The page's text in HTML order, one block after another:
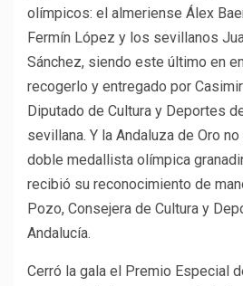
olímpicos: el almeriense Álex
Fermín López y los sevillanos
Sánchez, siendo este último en
recogerlo y entregado por
Diputado de Cultura y Deportes
sevillana. Y la Andaluza de Oro
doble medallista olímpica
recibió su reconocimiento de
Pozo, Consejera de Cultura y
Andalucía.
Cerró la gala el Premio Especial